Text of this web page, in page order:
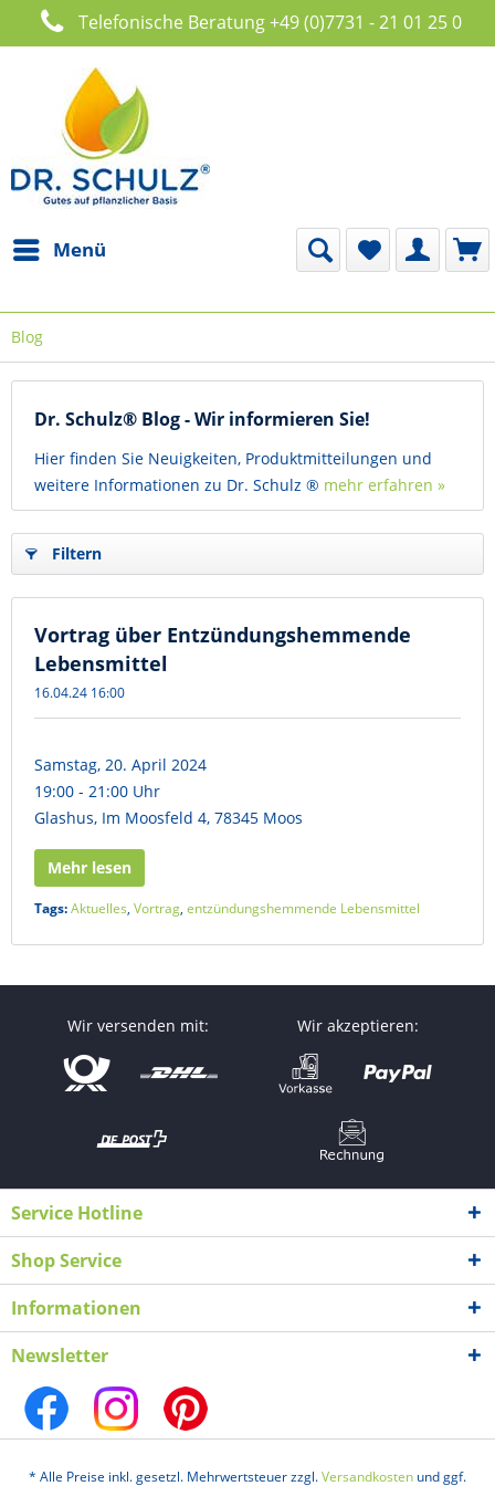
Telefonische Beratung +49 (0)7731 - 21 01 25 0
Menü
Blog
Dr. Schulz® Blog - Wir informieren Sie!
Hier finden Sie Neuigkeiten, Produktmitteilungen und
weitere Informationen zu Dr. Schulz ® mehr erfahren »
Filtern
Vortrag über Entzündungshemmende
Lebensmittel
16.04.24 16:00
Samstag, 20. April 2024
19:00 - 21:00 Uhr
Glashus, Im Moosfeld 4, 78345 Moos
Mehr lesen
Tags:Aktuelles, Vortrag, entzündungshemmende Lebensmittel
Wir versenden mit: Wir akzeptieren:
Service Hotline
Shop Service
Informationen
Newsletter
* Alle Preise inkl. gesetzl. Mehrwertsteuer zzgl.Versandkosten und ggf.